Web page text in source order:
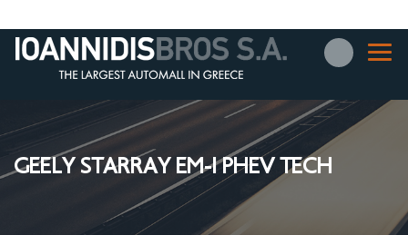
GEELY STARRAY EM-I PHEV TECH